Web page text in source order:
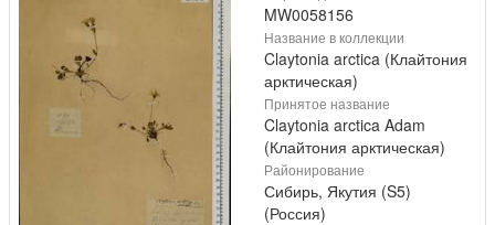
MW0058156
Название в коллекции
Claytonia arctica (Клайтония
арктическая)
Принятое название
Claytonia arctica Adam
(Клайтония арктическая)
Районирование
Сибирь, Якутия (S5)
(Россия)